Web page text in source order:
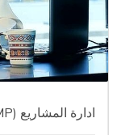
ادارة المشاريع (PMP)